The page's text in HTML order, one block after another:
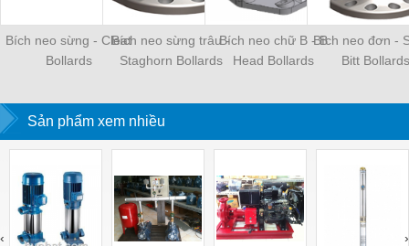
Bích neo sừng - Cleat
Bollards
Bích neo sừng trâu -
Staghorn Bollards
Bích neo chữ B - B
Head Bollards
Bích neo đơn -
Bitt Bollards
Sản phẩm xem nhiều
‹ ›